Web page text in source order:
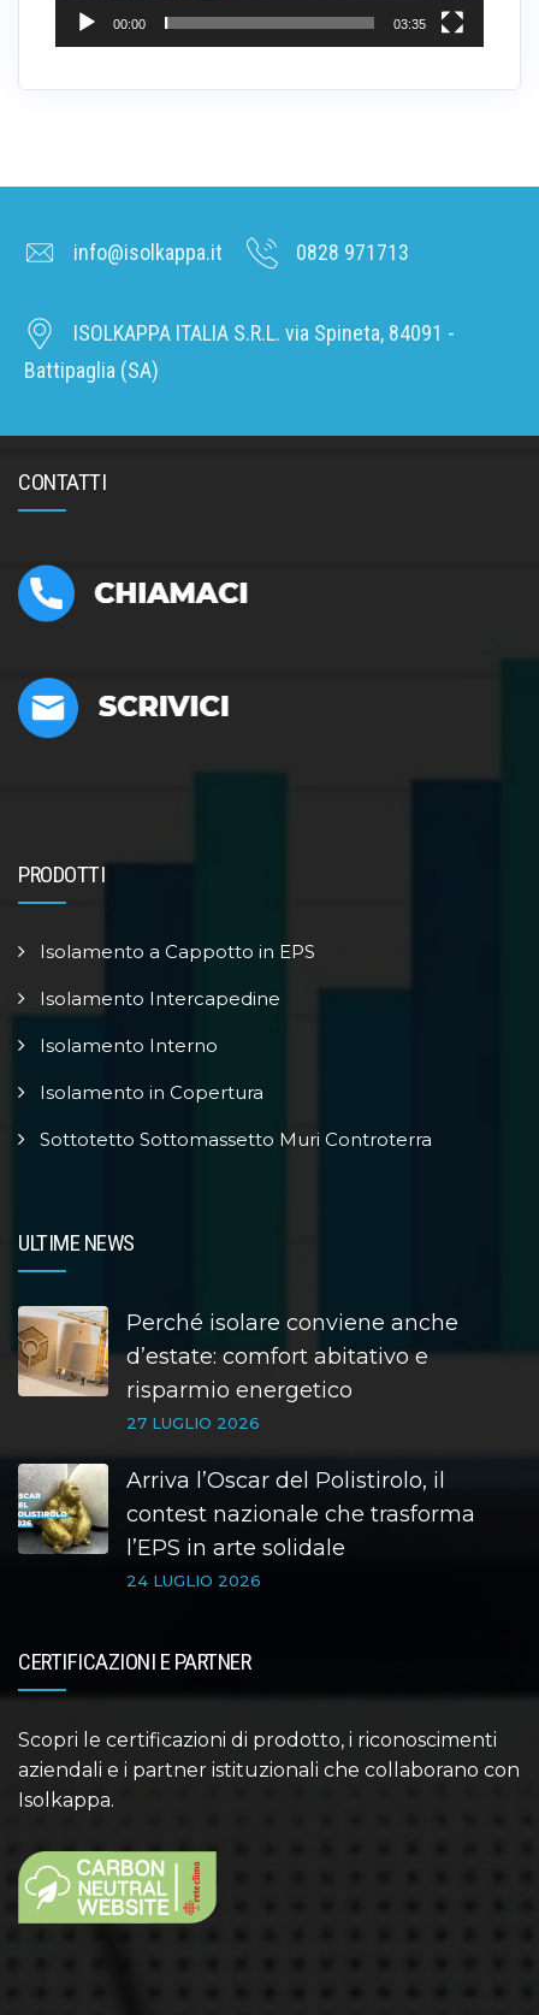
00:00 03:35
info@isolkappa.it 0828 971713
ISOLKAPPA ITALIA S.R.L. via Spineta, 84091 -
Battipaglia (SA)
CONTATTI
PRODOTTI
Isolamento a Cappotto in EPS
Isolamento Intercapedine
Isolamento Interno
Isolamento in Copertura
Sottotetto Sottomassetto Muri Controterra
ULTIME NEWS
Perché isolare conviene anche
d’estate: comfort abitativo e
risparmio energetico
27 LUGLIO 2026
Arriva l’Oscar del Polistirolo, il
contest nazionale che trasforma
l’EPS in arte solidale
24 LUGLIO 2026
CERTIFICAZIONI E PARTNER
Scopri le certificazioni di prodotto, i riconoscimenti
aziendali e i partner istituzionali che collaborano con
Isolkappa.